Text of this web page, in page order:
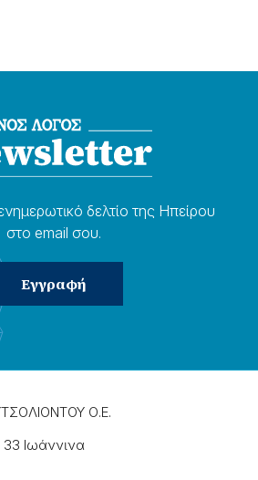
δελτίο της Ηπείρου
στο email σου.
Ο.Ε.
Ιωάννɩνα